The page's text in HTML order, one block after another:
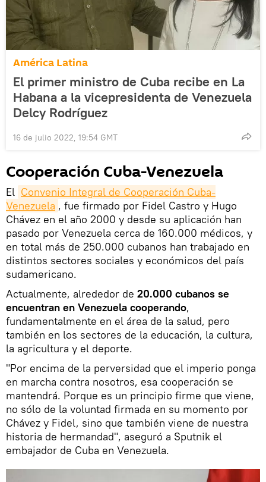
América Latina
El primer ministro de Cuba recibe en La
Habana a la vicepresidenta de Venezuela
Delcy Rodríguez
16 de julio 2022, 19:54 GMT
Cooperación Cuba-Venezuela
El Convenio Integral de Cooperación Cuba-
Venezuela , fue firmado por Fidel Castro y Hugo
Chávez en el año 2000 y desde su aplicación han
pasado por Venezuela cerca de 160.000 médicos, y
en total más de 250.000 cubanos han trabajado en
distintos sectores sociales y económicos del país
sudamericano.
Actualmente, alrededor de 20.000 cubanos se
encuentran en Venezuela cooperando,
fundamentalmente en el área de la salud, pero
también en los sectores de la educación, la cultura,
la agricultura y el deporte.
"Por encima de la perversidad que el imperio ponga
en marcha contra nosotros, esa cooperación se
mantendrá. Porque es un principio firme que viene,
no sólo de la voluntad firmada en su momento por
Chávez y Fidel, sino que también viene de nuestra
historia de hermandad", aseguró a Sputnik el
embajador de Cuba en Venezuela.